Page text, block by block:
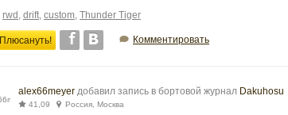
rwd , drift, custom, Thunder Tiger
Плюсануть! Комментировать
alex66meyer добавил запись в бортовой журнал Dakuhosu
41,09 Россия, Москва